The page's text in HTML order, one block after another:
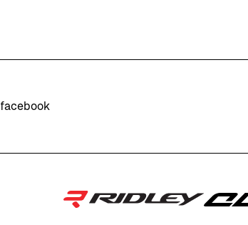
facebook